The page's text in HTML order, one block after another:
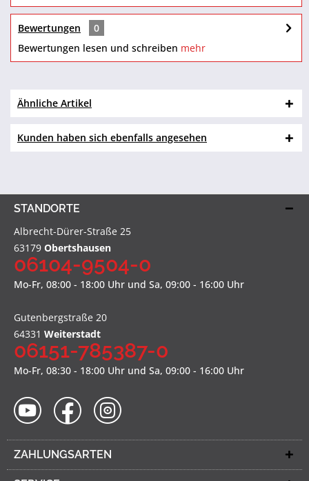
Bewertungen
0
Bewertungen lesen und schreiben mehr
Ähnliche Artikel
Kunden haben sich ebenfalls angesehen
STANDORTE
Albrecht-Dürer-Straße 25
63179 Obertshausen
06104-9504-0
Mo-Fr, 08:00 - 18:00 Uhr und Sa, 09:00 - 16:00 Uhr
Gutenbergstraße 20
64331 Weiterstadt
06151-785387-0
Mo-Fr, 08:30 - 18:00 Uhr und Sa, 09:00 - 16:00 Uhr
ZAHLUNGSARTEN